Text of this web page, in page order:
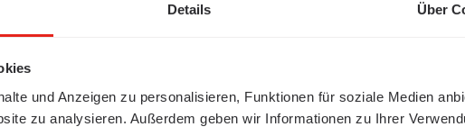
Details Über
und Anzeigen zu personalisieren, Funktionen für soziale Medien
zu analysieren. Außerdem geben wir Informationen zu Ihrer